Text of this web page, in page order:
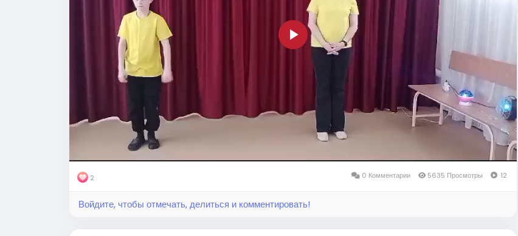
Play
Video
2 0 Комментарии 5635 Просмотры 12
Войдите, чтобы отмечать, делиться и комментировать!